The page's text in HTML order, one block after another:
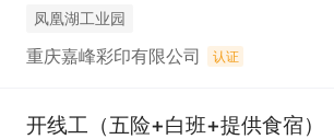
凤凰湖工业园
重庆嘉峰彩印有限公司 认证
开线工（五险+白班+提供食宿）